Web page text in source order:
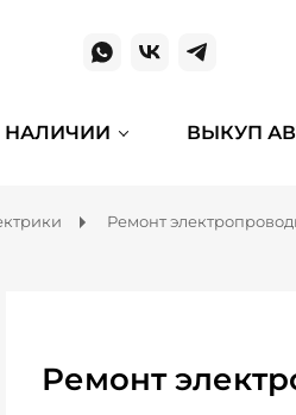
НАЛИЧИИ ВЫКУП
Ремонт
Ремонт